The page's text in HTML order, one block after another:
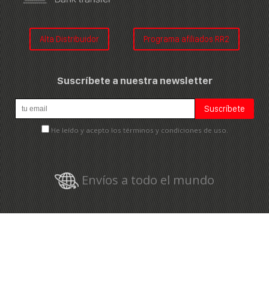
Alta Distribuidor Programa afiliados RR2
Suscríbete a nuestra newsletter
He leído y acepto los términos y condiciones de uso.
Envíos a todo el mundo